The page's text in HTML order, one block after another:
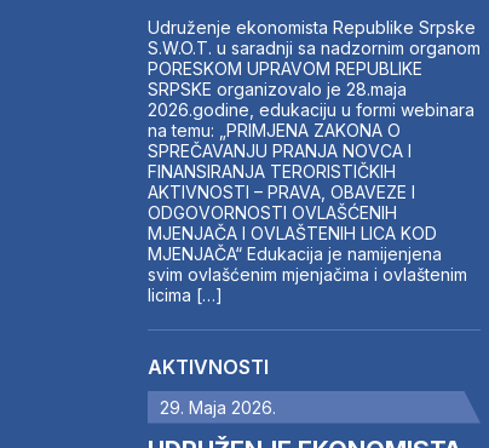
Udruženje ekonomista Republike Srpske
S.W.O.T. u saradnji sa nadzornim organom
PORESKOM UPRAVOM REPUBLIKE
SRPSKE organizovalo je 28.maja
2026.godine, edukaciju u formi webinara
na temu: „PRIMJENA ZAKONA O
SPREČAVANJU PRANJA NOVCA I
FINANSIRANJA TERORISTIČKIH
AKTIVNOSTI – PRAVA, OBAVEZE I
ODGOVORNOSTI OVLAŠĆENIH
MJENJAČA I OVLAŠTENIH LICA KOD
MJENJAČA“ Edukacija je namijenjena
svim ovlašćenim mjenjačima i ovlaštenim
licima […]
AKTIVNOSTI
29. Maja 2026.